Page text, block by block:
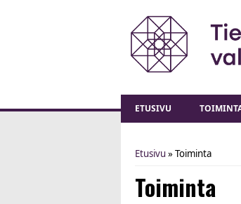
ETUSIVU
Etusivu» Toiminta
Toiminta